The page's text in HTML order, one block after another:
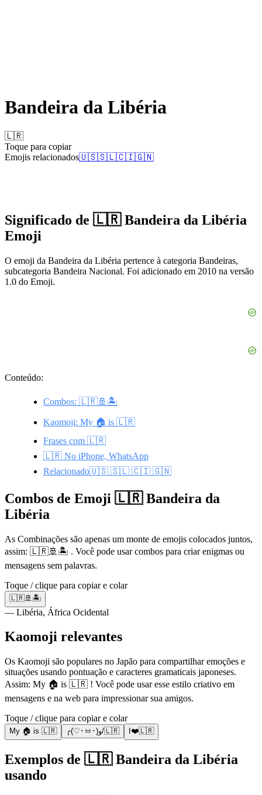
Bandeira da Libéria
🇱🇷
Toque para copiar
Emojis relacionados🇺🇸🇸🇱🇨🇮🇬🇳
Significado de 🇱🇷 Bandeira da Libéria
Emoji
O emoji da Bandeira da Libéria pertence à categoria Bandeiras,
subcategoria Bandeira Nacional. Foi adicionado em 2010 na versão
1.0 do Emoji.
Conteúdo:
Combos: 🇱🇷🚢🏝️
Kaomoji: My 🏠 is 🇱🇷
Frases com 🇱🇷
🇱🇷 No iPhone, WhatsApp
Relacionado🇺🇸 🇸🇱 🇨🇮 🇬🇳
Combos de Emoji 🇱🇷 Bandeira da
Libéria
As Combinações são apenas um monte de emojis colocados juntos,
assim: 🇱🇷🚢🏝️ . Você pode usar combos para criar enigmas ou
mensagens sem palavras.
Toque / clique para copiar e colar
🇱🇷🚢🏝️
— Libéria, África Ocidental
Kaomoji relevantes
Os Kaomoji são populares no Japão para compartilhar emoções e
situações usando pontuação e caracteres gramaticais japoneses.
Assim: My 🏠 is 🇱🇷 ! Você pode usar esse estilo criativo em
mensagens e na web para impressionar sua amigos.
Toque / clique para copiar e colar
My 🏠 is 🇱🇷 ╭(♡･ㅂ･)و/🇱🇷 I❤️🇱🇷
Exemplos de 🇱🇷 Bandeira da Libéria
usando